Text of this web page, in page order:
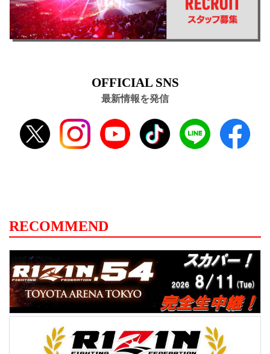
OFFICIAL SNS
最新情報を発信
RECOMMEND